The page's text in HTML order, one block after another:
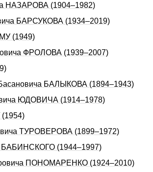
НАЗАРОВА (1904–1982)
БАРСУКОВА (1934–2019)
(1949)
ФРОЛОВА (1939–2007)
БАЛЫКОВА (1894–1943)
ЮДОВИЧА (1914–1978)
ТУРОВЕРОВА (1899–1972)
БАБИНСКОГО (1944–1997)
ПОНОМАРЕНКО (1924–2010)